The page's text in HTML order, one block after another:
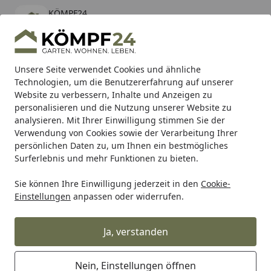
Unsere Seite verwendet Cookies und ähnliche
Technologien, um die Benutzererfahrung auf unserer
Website zu verbessern, Inhalte und Anzeigen zu
personalisieren und die Nutzung unserer Website zu
analysieren. Mit Ihrer Einwilligung stimmen Sie der
Verwendung von Cookies sowie der Verarbeitung Ihrer
persönlichen Daten zu, um Ihnen ein bestmögliches
Surferlebnis und mehr Funktionen zu bieten.
Sie können Ihre Einwilligung jederzeit in den Cookie-
Einstellungen anpassen oder widerrufen.
Ja, verstanden
Nein, Einstellungen öffnen
KÖMPF24
kostenlos - Im App Store
Hotline
Alle Produkte
Mein Konto
Suchen
Karibu Pools inkl. gratis Sandfilteranlage & Pool-
Starterset (Gesamtwert bis 468,99€)
Startseite
WMF WMF Töpfe WMF Topf-Sets WMF Topf-Sets 5-
WMF Kochgeschirr-Set 5-teilig